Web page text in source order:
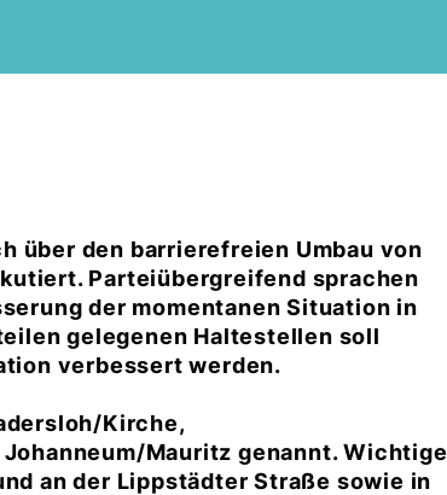
über den barrierefreien Umbau von
Parteiübergreifend sprachen
der momentanen Situation in
gelegenen Haltestellen soll
verbessert werden.
Kirche,
Mauritz genannt. Wichtige
an der Lippstädter Straße sowie in